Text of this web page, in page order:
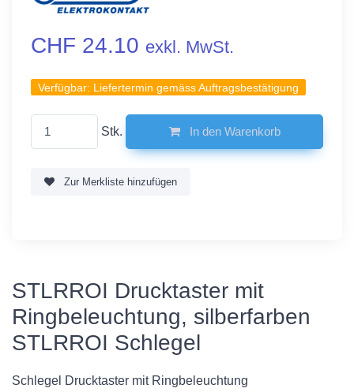
CHF 24.10 exkl. MwSt.
Verfügbar: Liefertermin gemäss Auftragsbestätigung
Stk. In den Warenkorb
Zur Merkliste hinzufügen
STLRROI Drucktaster mit
Ringbeleuchtung, silberfarben
STLRROI Schlegel
Schlegel Drucktaster mit Ringbeleuchtung